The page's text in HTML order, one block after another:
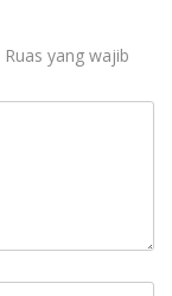
Ruas yang wajib